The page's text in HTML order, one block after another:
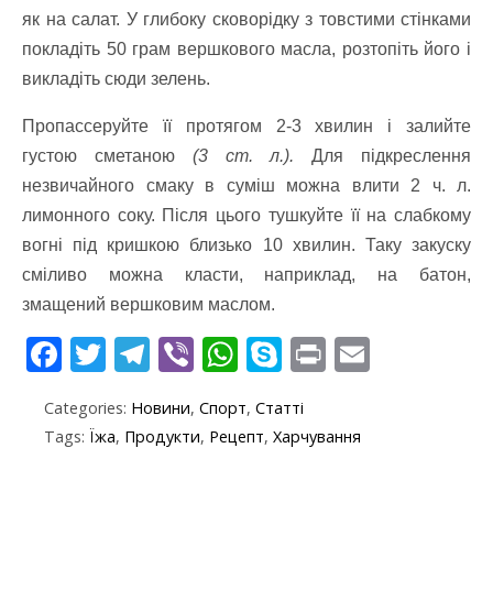
як на салат. У глибоку сковорідку з товстими стінками
покладіть 50 грам вершкового масла, розтопіть його і
викладіть сюди зелень.
Пропассеруйте її протягом 2-3 хвилин і залийте
густою сметаною (3 ст. л.). Для підкреслення
незвичайного смаку в суміш можна влити 2 ч. л.
лимонного соку. Після цього тушкуйте її на слабкому
вогні під кришкою близько 10 хвилин. Таку закуску
сміливо можна класти, наприклад, на батон,
змащений вершковим маслом.
F
e
b
T
itt
er
T
e
gr
Vi
er
W
at
S
y
p
Pr
t
Categories: Новини, Спорт, Статті
Tags: Їжа, Продукти, Рецепт, Харчування